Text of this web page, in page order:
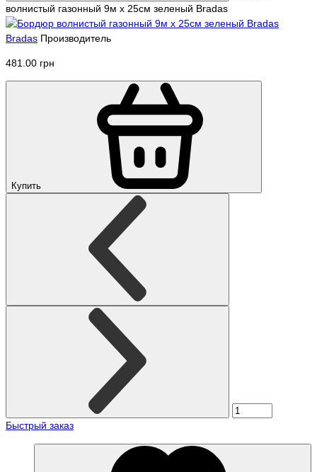
волнистый газонный 9м х 25см зеленый Bradas
Bradas Производитель
481.00 грн
Купить
Быстрый заказ